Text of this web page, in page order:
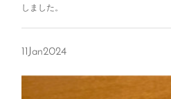
しました。
11Jan2024